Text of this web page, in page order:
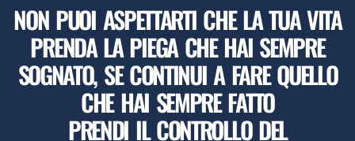
NON PUOI ASPETTARTI CHE LA TUA VITA
PRENDA LA PIEGA CHE HAI SEMPRE
SOGNATO, SE CONTINUI A FARE QUELLO
CHE HAI SEMPRE FATTO
PRENDI IL CONTROLLO DEL